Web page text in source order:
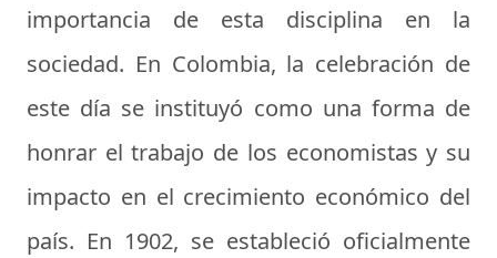
importancia de esta disciplina en la
sociedad. En Colombia, la celebración de
este día se instituyó como una forma de
honrar el trabajo de los economistas y su
impacto en el crecimiento económico del
país. En 1902, se estableció oficialmente